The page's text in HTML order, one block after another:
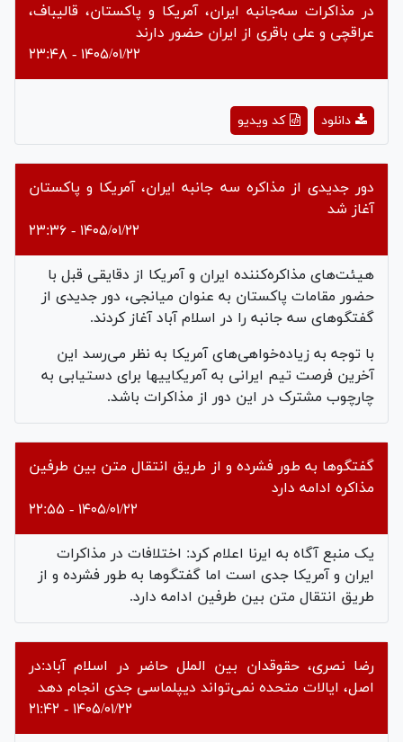
در مذاکرات سه‌جانبه ایران، آمریکا و پاکستان، قالیباف،
عراقچی و علی باقری از ایران حضور دارند
۱۴۰۵/۰۱/۲۲ - ۲۳:۴۸
Play
Video
کد ویدیو دانلود
دور جدیدی از مذاکره سه جانبه ایران، آمریکا و پاکستان
آغاز شد
۱۴۰۵/۰۱/۲۲ - ۲۳:۳۶
هیئت‌های مذاکره‌کننده ایران و آمریکا از دقایقی قبل با
حضور مقامات پاکستان به عنوان میانجی، دور جدیدی از
گفتگوهای سه جانبه را در اسلام آباد آغاز کردند.
با توجه به زیاده‌خواهی‌های آمریکا به نظر می‌رسد این
آخرین فرصت تیم ایرانی به آمریکاییها برای دستیابی به
چارچوب مشترک در این دور از مذاکرات باشد.
گفتگوها به طور فشرده و از طریق انتقال متن بین طرفین
مذاکره ادامه دارد
۱۴۰۵/۰۱/۲۲ - ۲۲:۵۵
یک منبع آگاه به ایرنا اعلام کرد: اختلافات در مذاکرات
ایران و آمریکا جدی است اما گفتگوها به طور فشرده و از
طریق انتقال متن بین طرفین ادامه دارد.
رضا نصری، حقوقدان بین الملل حاضر در اسلام آباد:در
اصل، ایالات متحده نمی‌تواند دیپلماسی جدی انجام دهد
۱۴۰۵/۰۱/۲۲ - ۲۱:۴۲